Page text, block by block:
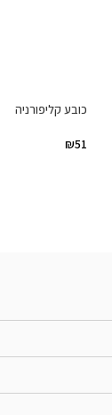
כובע קליפורניה
₪51